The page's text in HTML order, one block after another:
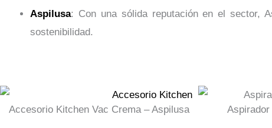
Aspilusa: Con una sólida reputación en el sector,
sostenibilidad.
Accesorio Kitchen Vac Crema – Aspilusa